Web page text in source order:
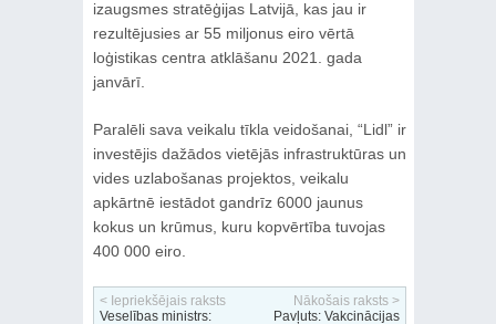
izaugsmes stratēģijas Latvijā, kas jau ir
rezultējusies ar 55 miljonus eiro vērtā
loģistikas centra atklāšanu 2021. gada
janvārī.
Paralēli sava veikalu tīkla veidošanai, “Lidl” ir
investējis dažādos vietējās infrastruktūras un
vides uzlabošanas projektos, veikalu
apkārtnē iestādot gandrīz 6000 jaunus
kokus un krūmus, kuru kopvērtība tuvojas
400 000 eiro.
< Iepriekšējais raksts
Veselības ministrs:
Nākošais raksts >
Pavļuts: Vakcinācijas